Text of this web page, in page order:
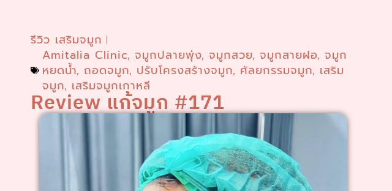
รีวิว เสริมจมูก
Amitalia Clinic,จมูกปลายพุ่ง,จมูกสวย,จมูกสายฝอ,จมูก
หยดน้ำ, ถอดจมูก, ปรับโครงสร้างจมูก, ศัลยกรรมจมูก, เสริม
จมูก, เสริมจมูกเกาหลี
Review แก้จมูก #171